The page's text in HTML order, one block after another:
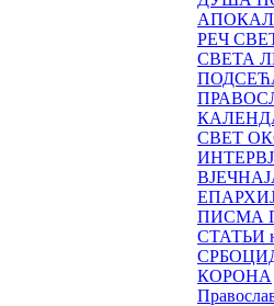
РЕЧ
СВЕТА
СВЕТ
ПИСМА
СТАТЬИ
КОРОНА